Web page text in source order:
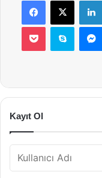
Pocket Skype
Kayıt Ol